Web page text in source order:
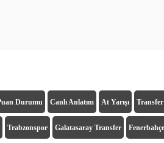
Durumu Canlı Anlatım At Yarışı
Trabzonspor Galatasaray Transfer